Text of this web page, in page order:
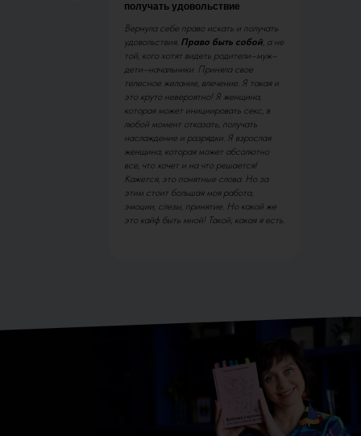
Вернула себе право искать и получать
удовольствия. Право быть собой, а не
той, кого хотят видеть родители–муж–
дети–начальники. Приняла свое
телесное желание, влечение. Я такая и
это круто невероятно! Я женщина,
которая может инициировать секс, в
любой момент отказать, получать
наслаждение и разрядки. Я взрослая
женщина, которая может абсолютно
все, что хочет и на что решается!
Кажется, это понятные слова. Но за
этим стоит большая моя работа,
эмоции, слезы, принятие. Но какой же
это кайф быть мной! Такой, какая я есть.
получать удовольствие